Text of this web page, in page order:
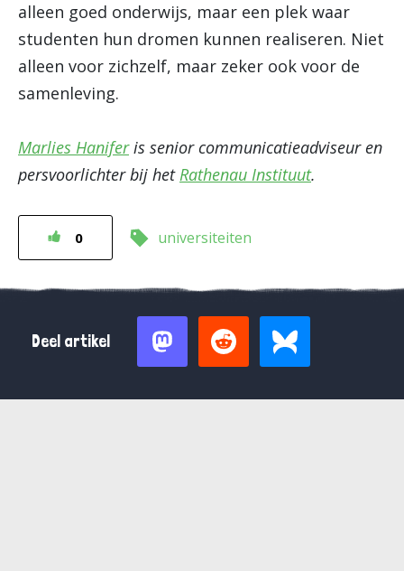
alleen goed onderwijs, maar een plek waar
studenten hun dromen kunnen realiseren. Niet
alleen voor zichzelf, maar zeker ook voor de
samenleving.
Marlies Haniferis senior communicatieadviseur en
persvoorlichter bij hetRathenau Instituut.
0 universiteiten
Deel artikel